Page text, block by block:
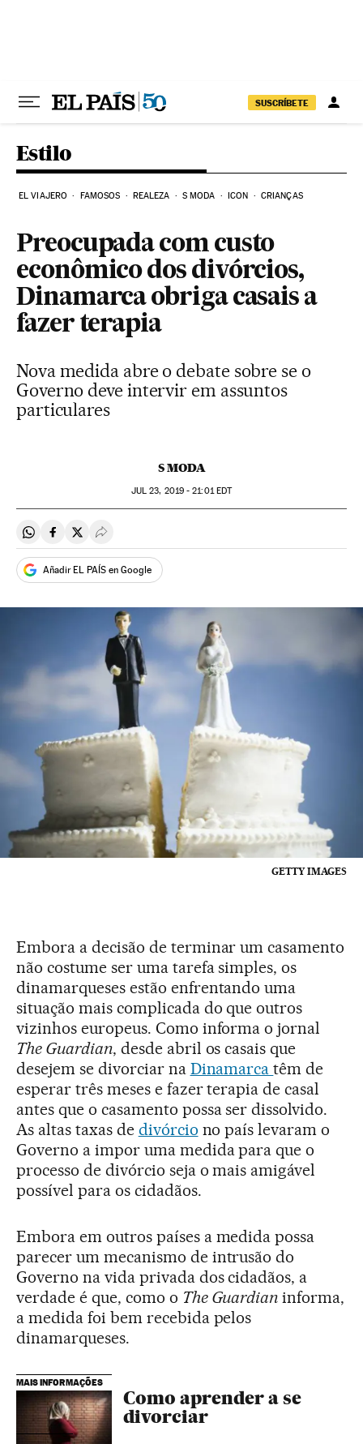
SUSCRÍBETE
Estilo
EL VIAJERO FAMOSOS REALEZA S MODA ICON CRIANÇAS
Preocupada com custo
econômico dos divórcios,
Dinamarca obriga casais a
fazer terapia
Nova medida abre o debate sobre se o
Governo deve intervir em assuntos
particulares
S MODA
JUL 23, 2019 - 21:01EDT
Compartir en Whatsapp
Compartir en Facebook
Compartir en Twitter
Desplegar Redes Sociales
Añadir EL PAÍS en Google
GETTY IMAGES
Embora a decisão de terminar um casamento
não costume ser uma tarefa simples, os
dinamarqueses estão enfrentando uma
situação mais complicada do que outros
vizinhos europeus. Como informa o jornal
The Guardian, desde abril os casais que
desejem se divorciar na Dinamarcatêm de
esperar três meses e fazer terapia de casal
antes que o casamento possa ser dissolvido.
As altas taxas de divórcio no país levaram o
Governo a impor uma medida para que o
processo de divórcio seja o mais amigável
possível para os cidadãos.
Embora em outros países a medida possa
parecer um mecanismo de intrusão do
Governo na vida privada dos cidadãos, a
verdade é que, como o The Guardian informa,
a medida foi bem recebida pelos
dinamarqueses.
MAIS INFORMAÇÕES
Como aprender a se
divorciar